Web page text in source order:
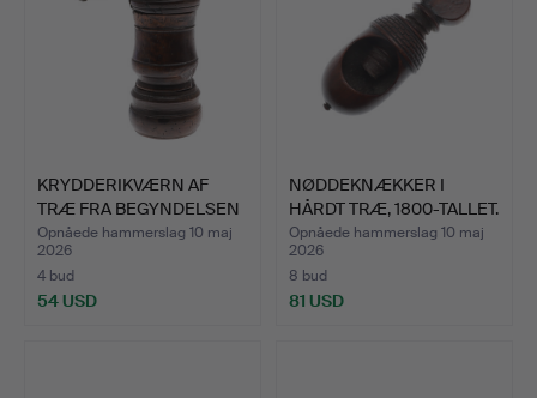
KRYDDERIKVÆRN AF
TRÆ FRA BEGYNDELSEN
AF DE…
Opnåede hammerslag 10 maj
2026
4 bud
54 USD
NØDDEKNÆKKER I
HÅRDT TRÆ, 1800-TALLET.
Opnåede hammerslag 10 maj
2026
8 bud
81 USD